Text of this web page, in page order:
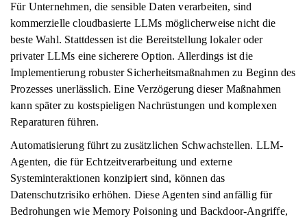
Für Unternehmen, die sensible Daten verarbeiten, sind
kommerzielle cloudbasierte LLMs möglicherweise nicht die
beste Wahl. Stattdessen ist die Bereitstellung lokaler oder
privater LLMs eine sicherere Option. Allerdings ist die
Implementierung robuster Sicherheitsmaßnahmen zu Beginn des
Prozesses unerlässlich. Eine Verzögerung dieser Maßnahmen
kann später zu kostspieligen Nachrüstungen und komplexen
Reparaturen führen.
Automatisierung führt zu zusätzlichen Schwachstellen. LLM-
Agenten, die für Echtzeitverarbeitung und externe
Systeminteraktionen konzipiert sind, können das
Datenschutzrisiko erhöhen. Diese Agenten sind anfällig für
Bedrohungen wie Memory Poisoning und Backdoor-Angriffe,